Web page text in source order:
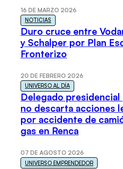
16 DE MARZO 2026
NOTICIAS
Duro cruce entre
y Schalper por Plan
Fronterizo
20 DE FEBRERO 2026
UNIVERSO AL DÍA
Delegado presidencial
no descarta acciones
por accidente de
gas en Renca
07 DE AGOSTO 2026
UNIVERSO EMPRENDEDOR